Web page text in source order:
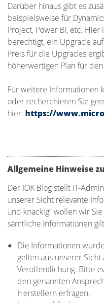
Darüber hinaus gibt es
beispielsweise für
Project, Power BI, etc.
berechtigt, ein Upgrade
Preis für die Upgrades
höherwertigen Plan für
Für weitere Informationen
oder recherchieren Sie
hier: https://
Allgemeine Hinweise
Der IOK Blog stellt IT-
unserer Sicht relevante
und knackig“ wollen wir
sämtliche Informationen
Die Informationen
gelten aus unserer
Veröffentlichung. Bitte
den genannten
Herstellern erfragen.